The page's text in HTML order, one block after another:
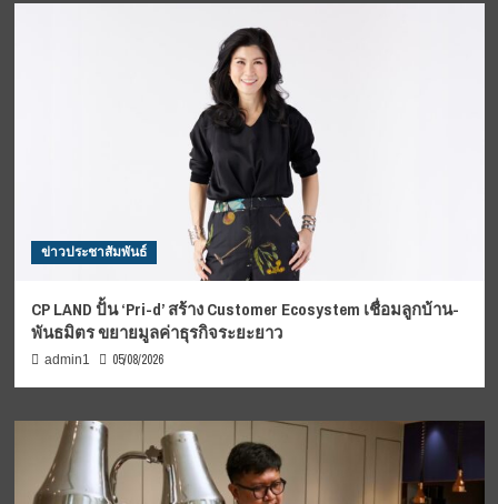
ข่าวประชาสัมพันธ์
CP LAND ปั้น ‘Pri-d’ สร้าง Customer Ecosystem เชื่อมลูกบ้าน-
พันธมิตร ขยายมูลค่าธุรกิจระยะยาว
admin1 05/08/2026